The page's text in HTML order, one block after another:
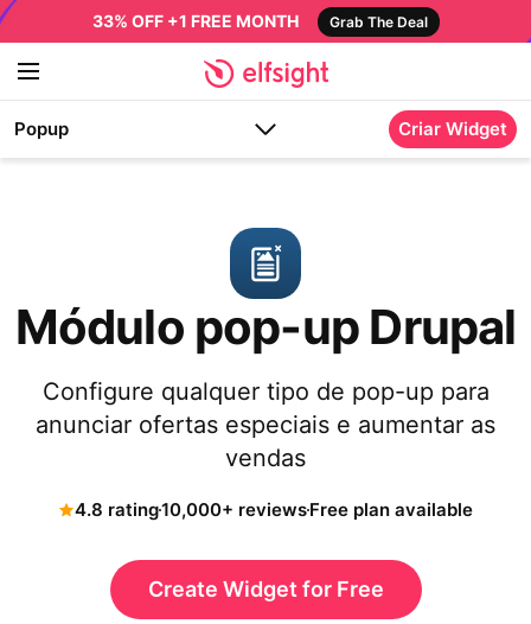
33% OFF +1 FREE MONTH Grab The Deal
Popup Criar Widget
Módulo pop-up Drupal
Configure qualquer tipo de pop-up para
anunciar ofertas especiais e aumentar as
vendas
4.8 rating10,000+ reviewsFree plan available
Create Widget for Free